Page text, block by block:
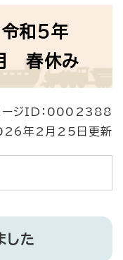
和5年
春休み
ージID：0002388
年2月25日更新
した